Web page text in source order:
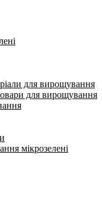
для вирощування
для вирощування
мікрозелені